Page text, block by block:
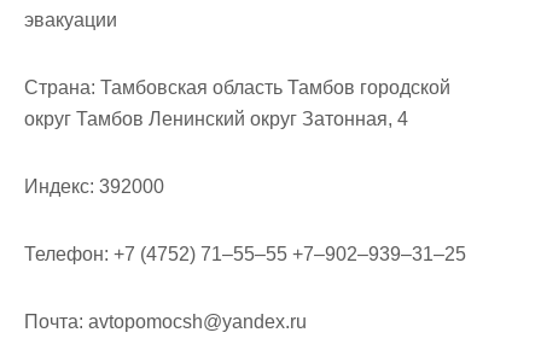
эвакуации
Страна: Тамбовская область Тамбов городской
округ Тамбов Ленинский округ Затонная, 4
Индекс: 392000
Телефон: +7 (4752) 71‒55‒55 +7‒902‒939‒31‒25
Почта: avtopomocsh@yandex.ru